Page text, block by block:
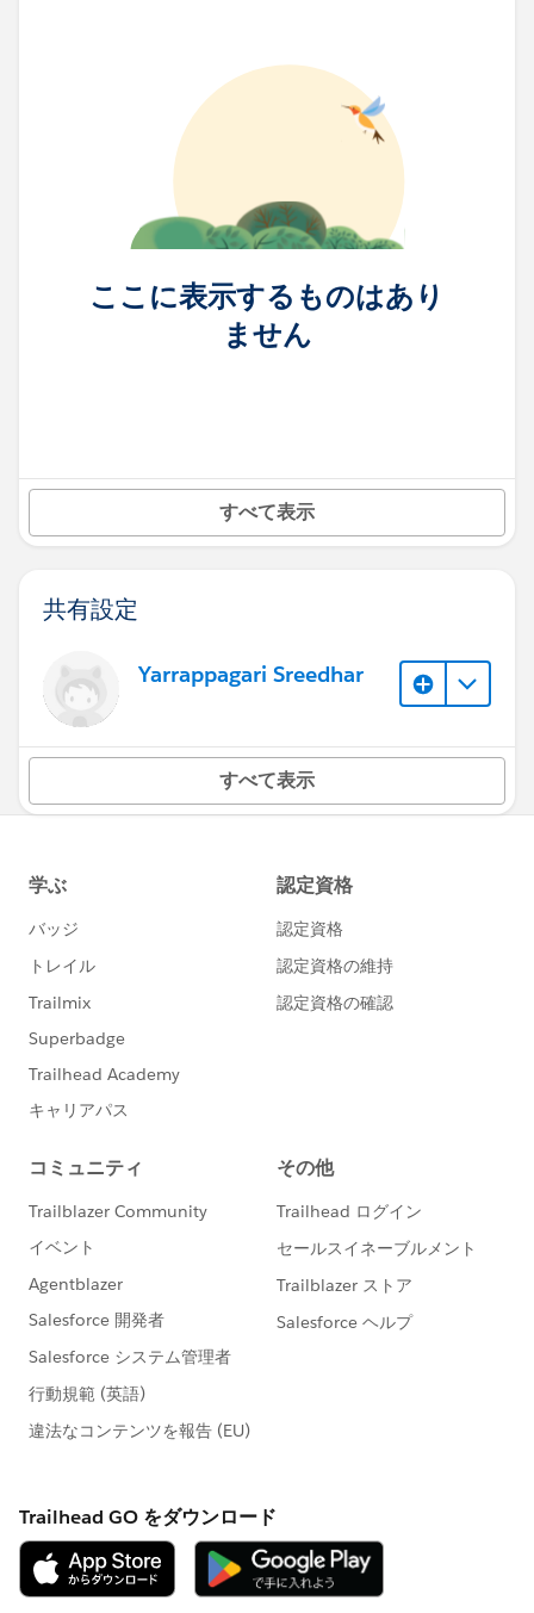
ここに表示するものはあり
ません
すべて表示
共有設定
Yarrappagari Sreedhar
すべて表示